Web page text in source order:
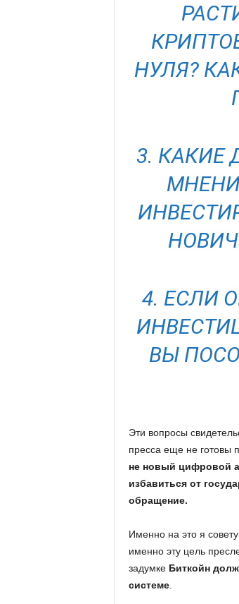
НУЛЯ?
3. КАКИЕ
4. ЕСЛИ
ВЫ
Эти вопросы
пресса еще не готовы
не новый цифровой
избавиться от
обращение.
Именно на это я
именно эту цель
задумке Биткойн
системе.